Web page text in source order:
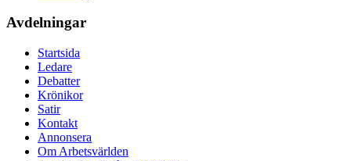
Avdelningar
Startsida
Ledare
Debatter
Krönikor
Satir
Kontakt
Annonsera
Om Arbetsvärlden